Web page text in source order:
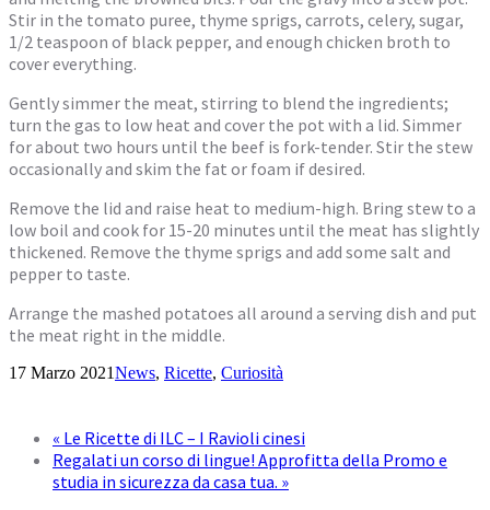
Stir in the tomato puree, thyme sprigs, carrots, celery, sugar,
1/2 teaspoon of black pepper, and enough chicken broth to
cover everything.
Gently simmer the meat, stirring to blend the ingredients;
turn the gas to low heat and cover the pot with a lid. Simmer
for about two hours until the beef is fork-tender. Stir the stew
occasionally and skim the fat or foam if desired.
Remove the lid and raise heat to medium-high. Bring stew to a
low boil and cook for 15-20 minutes until the meat has slightly
thickened. Remove the thyme sprigs and add some salt and
pepper to taste.
Arrange the mashed potatoes all around a serving dish and put
the meat right in the middle.
17 Marzo 2021News, Ricette, Curiosità
« Le Ricette di ILC – I Ravioli cinesi
Regalati un corso di lingue! Approfitta della Promo e
studia in sicurezza da casa tua. »